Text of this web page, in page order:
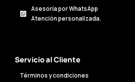
Asesoría por WhatsApp
Atención personalizada.
Servicio al Cliente
Términos y condiciones